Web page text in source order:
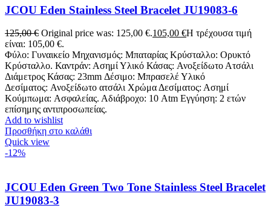
JCOU Eden Stainless Steel Bracelet JU19083-6
125,00€ Original price was: 125,00 €.105,00 €Η τρέχουσα τιμή
είναι: 105,00 €.
Φύλο: Γυναικείο Μηχανισμός: Μπαταρίας Κρύσταλλο: Ορυκτό
Κρύσταλλο. Καντράν: Ασημί Υλικό Κάσας: Ανοξείδωτο Ατσάλι
Διάμετρος Κάσας: 23mm Δέσιμο: Μπρασελέ Υλικό
Δεσίματος: Ανοξείδωτο ατσάλι Χρώμα Δεσίματος: Ασημί
Κούμπωμα: Ασφαλείας. Αδιάβροχο: 10 Atm Εγγύηση: 2 ετών
επίσημης αντιπροσωπείας.
Add to wishlist
Προσθήκη στο καλάθι
Quick view
-12%
JCOU Eden Green Two Tone Stainless Steel Bracelet
JU19083-3